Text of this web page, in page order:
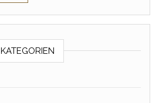
KATEGORIEN